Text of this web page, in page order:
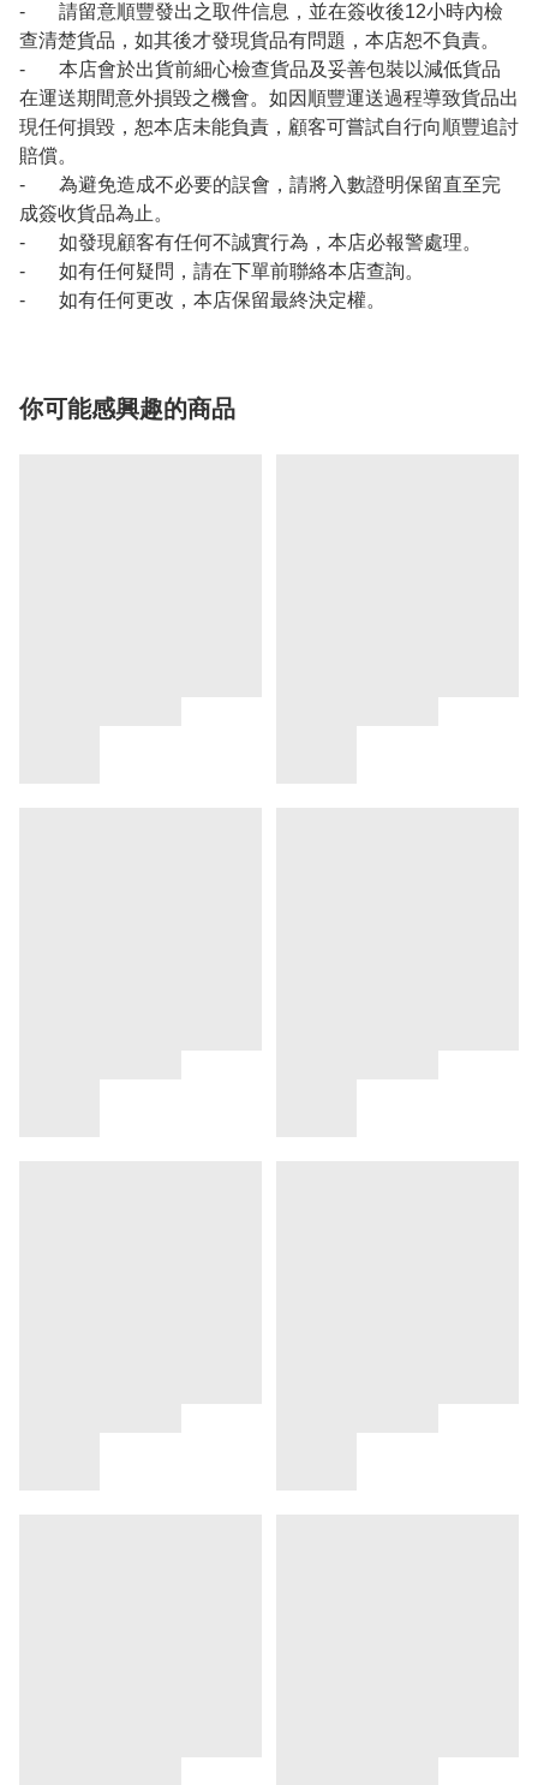
- 請留意順豐發出之取件信息，並在簽收後12小時內檢
查清楚貨品，如其後才發現貨品有問題，本店恕不負責。
- 本店會於出貨前細心檢查貨品及妥善包裝以減低貨品
在運送期間意外損毀之機會。如因順豐運送過程導致貨品出
現任何損毀，恕本店未能負責，顧客可嘗試自行向順豐追討
賠償。
- 為避免造成不必要的誤會，請將入數證明保留直至完
成簽收貨品為止。
- 如發現顧客有任何不誠實行為，本店必報警處理。
- 如有任何疑問，請在下單前聯絡本店查詢。
- 如有任何更改，本店保留最終決定權。
你可能感興趣的商品